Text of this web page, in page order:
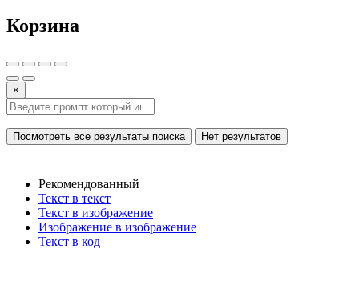
Корзина
×
Посмотреть все результаты поиска Нет результатов
Рекомендованный
Текст в текст
Текст в изображение
Изображение в изображение
Текст в код